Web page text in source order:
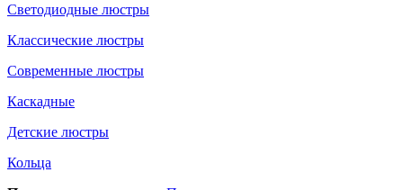
Светодиодные люстры
Классические люстры
Современные люстры
Каскадные
Детские люстры
Кольца